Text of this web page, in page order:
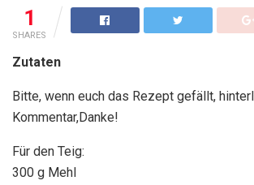
1
SHARES
Zutaten
Bitte, wenn euch das Rezept gefällt,
Kommentar,Danke!
Für den Teig:
300 g Mehl